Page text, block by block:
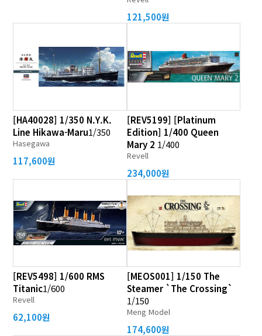
121,500원
[HA40028] 1/350 N.Y.K.
Line Hikawa-Maru1/350
Hasegawa
117,600원
[REV5199] [Platinum
Edition] 1/400 Queen
Mary 2 1/400
Revell
234,000원
[REV5498] 1/600 RMS
Titanic1/600
Revell
62,100원
[MEOS001] 1/150 The
Steamer `The Crossing`
1/150
Meng Model
174,600원